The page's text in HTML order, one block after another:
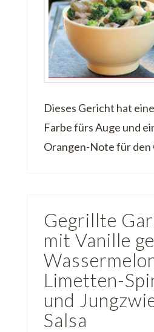
Dieses Gericht hat
Farbe fürs Auge und
Orangen-Note für den
Gegrillte
mit Vanille
Limetten-
und
Salsa